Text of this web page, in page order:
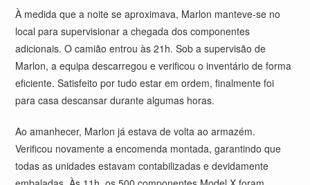
À medida que a noite se aproximava, Marlon manteve-se no
local para supervisionar a chegada dos componentes
adicionais. O camião entrou às 21h. Sob a supervisão de
Marlon, a equipa descarregou e verificou o inventário de forma
eficiente. Satisfeito por tudo estar em ordem, finalmente foi
para casa descansar durante algumas horas.
Ao amanhecer, Marlon já estava de volta ao armazém.
Verificou novamente a encomenda montada, garantindo que
todas as unidades estavam contabilizadas e devidamente